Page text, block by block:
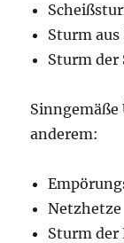
Sturm aus
Sturm der
anderem:
Netzhetze
Sturm